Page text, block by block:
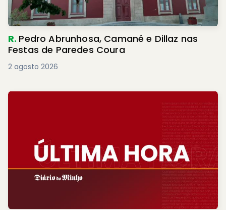
R. Pedro Abrunhosa, Camané e Dillaz nas
Festas de Paredes Coura
2 agosto 2026